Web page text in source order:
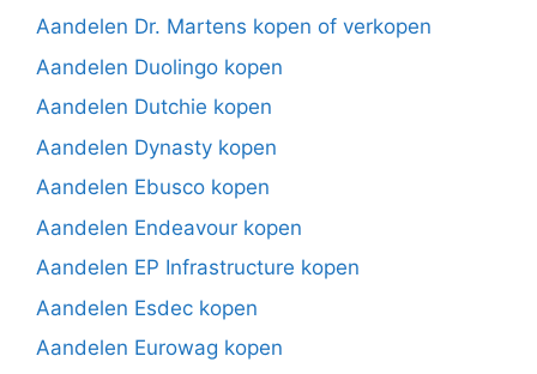
Aandelen Dr. Martens kopen of verkopen
Aandelen Duolingo kopen
Aandelen Dutchie kopen
Aandelen Dynasty kopen
Aandelen Ebusco kopen
Aandelen Endeavour kopen
Aandelen EP Infrastructure kopen
Aandelen Esdec kopen
Aandelen Eurowag kopen